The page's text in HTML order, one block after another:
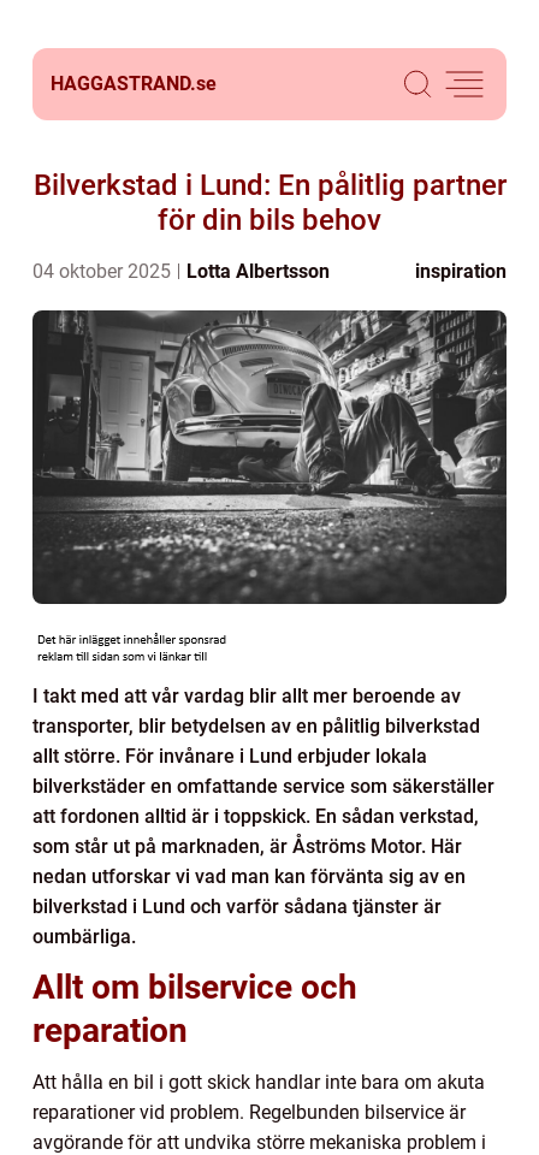
HAGGASTRAND.se
Bilverkstad i Lund: En pålitlig partner
för din bils behov
04 oktober 2025 Lotta Albertsson inspiration
I takt med att vår vardag blir allt mer beroende av
transporter, blir betydelsen av en pålitlig bilverkstad
allt större. För invånare i Lund erbjuder lokala
bilverkstäder en omfattande service som säkerställer
att fordonen alltid är i toppskick. En sådan verkstad,
som står ut på marknaden, är Åströms Motor. Här
nedan utforskar vi vad man kan förvänta sig av en
bilverkstad i Lund och varför sådana tjänster är
oumbärliga.
Allt om bilservice och
reparation
Att hålla en bil i gott skick handlar inte bara om akuta
reparationer vid problem. Regelbunden bilservice är
avgörande för att undvika större mekaniska problem i